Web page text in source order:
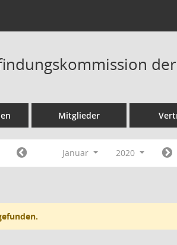
der
Mitglieder
Januar 2020